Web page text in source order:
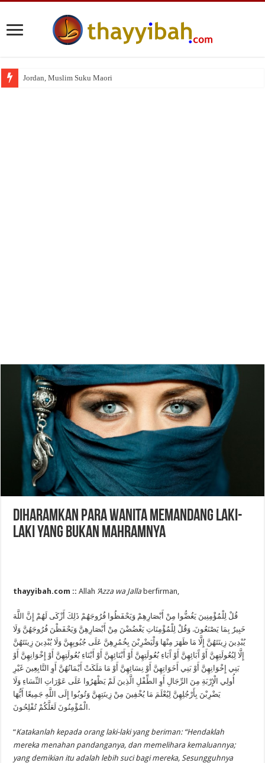
Jordan, Muslim Suku Maori
Diharamkan Para Wanita Memandang Laki-
Laki yang Bukan Mahramnya
thayyibah.com ::Allah ‘Azza wa Jallaberfirman,
قُلْ لِلْمُؤْمِنِينَ يَغُضُّوا مِنْ أَبْصَارِهِمْ وَيَحْفَظُوا فُرُوجَهُمْ ذَلِكَ أَزْكَى لَهُمْ إِنَّ اللَّهَ
خَبِيرٌ بِمَا يَصْنَعُونَ. وَقُلْ لِلْمُؤْمِنَاتِ يَغْضُضْنَ مِنْ أَبْصَارِهِنَّ وَيَحْفَظْنَ فُرُوجَهُنَّ وَلَا
يُبْدِينَ زِينَتَهُنَّ إِلَّا مَا ظَهَرَ مِنْهَا وَلْيَضْرِبْنَ بِخُمُرِهِنَّ عَلَى جُيُوبِهِنَّ وَلَا يُبْدِينَ زِينَتَهُنَّ
إِلَّا لِبُعُولَتِهِنَّ أَوْ آَبَائِهِنَّ أَوْ آَبَاءِ بُعُولَتِهِنَّ أَوْ أَبْنَائِهِنَّ أَوْ أَبْنَاءِ بُعُولَتِهِنَّ أَوْ إِخْوَانِهِنَّ أَوْ
بَنِي إِخْوَانِهِنَّ أَوْ بَنِي أَخَوَاتِهِنَّ أَوْ نِسَائِهِنَّ أَوْ مَا مَلَكَتْ أَيْمَانُهُنَّ أَوِ التَّابِعِينَ غَيْرِ
أُولِي الْإِرْبَةِ مِنَ الرِّجَالِ أَوِ الطِّفْلِ الَّذِينَ لَمْ يَظْهَرُوا عَلَى عَوْرَاتِ النِّسَاءِ وَلَا
يَضْرِبْنَ بِأَرْجُلِهِنَّ لِيُعْلَمَ مَا يُخْفِينَ مِنْ زِينَتِهِنَّ وَتُوبُوا إِلَى اللَّهِ جَمِيعًا أَيُّهَا
الْمُؤْمِنُونَ لَعَلَّكُمْ تُفْلِحُونَ.
“Katakanlah kepada orang laki-laki yang beriman: “Hendaklah
mereka menahan pandanganya, dan memelihara kemaluannya;
yang demikian itu adalah lebih suci bagi mereka, Sesungguhnya